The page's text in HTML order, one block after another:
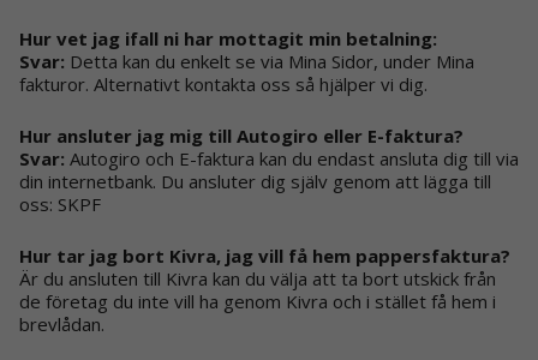
Hur vet jag ifall ni har mottagit min betalning:
Svar: Detta kan du enkelt se via Mina Sidor, under Mina
fakturor. Alternativt kontakta oss så hjälper vi dig.
Hur ansluter jag mig till Autogiro eller E-faktura?
Svar: Autogiro och E-faktura kan du endast ansluta dig till via
din internetbank. Du ansluter dig själv genom att lägga till
oss: SKPF
Hur tar jag bort Kivra, jag vill få hem pappersfaktura?
Är du ansluten till Kivra kan du välja att ta bort utskick från
de företag du inte vill ha genom Kivra och i stället få hem i
brevlådan.